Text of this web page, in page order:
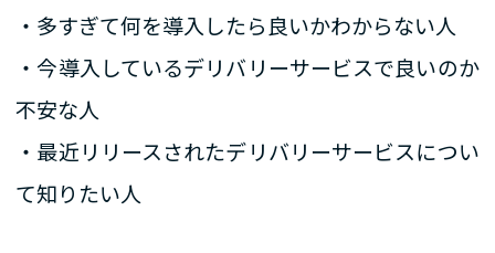
・多すぎて何を導入したら良いかわからない人
・今導入しているデリバリーサービスで良いのか
不安な人
・最近リリースされたデリバリーサービスについ
て知りたい人